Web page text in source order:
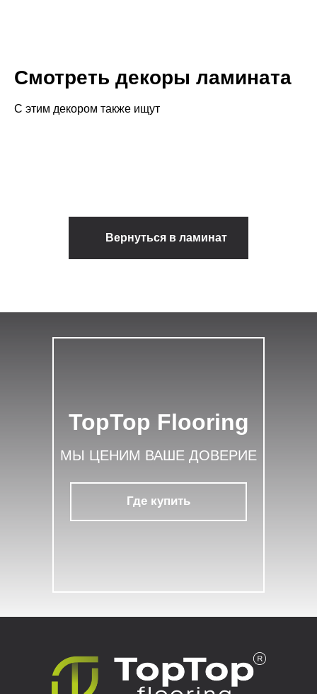
Смотреть декоры ламината
С этим декором также ищут
Вернуться в ламинат
TopTop Flooring
МЫ ЦЕНИМ ВАШЕ ДОВЕРИЕ
Где купить